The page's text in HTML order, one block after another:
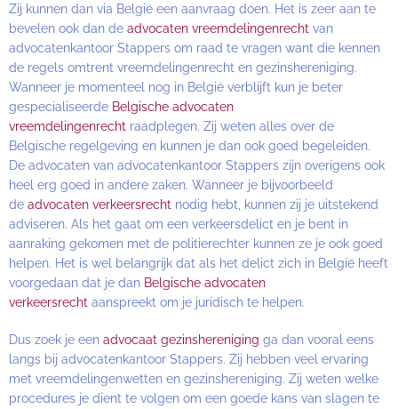
Zij kunnen dan via België een aanvraag doen. Het is zeer aan te
bevelen ook dan de advocaten vreemdelingenrecht van
advocatenkantoor Stappers om raad te vragen want die kennen
de regels omtrent vreemdelingenrecht en gezinshereniging.
Wanneer je momenteel nog in België verblijft kun je beter
gespecialiseerde Belgische advocaten
vreemdelingenrecht raadplegen. Zij weten alles over de
Belgische regelgeving en kunnen je dan ook goed begeleiden.
De advocaten van advocatenkantoor Stappers zijn overigens ook
heel erg goed in andere zaken. Wanneer je bijvoorbeeld
de advocaten verkeersrecht nodig hebt, kunnen zij je uitstekend
adviseren. Als het gaat om een verkeersdelict en je bent in
aanraking gekomen met de politierechter kunnen ze je ook goed
helpen. Het is wel belangrijk dat als het delict zich in België heeft
voorgedaan dat je dan Belgische advocaten
verkeersrecht aanspreekt om je juridisch te helpen.
Dus zoek je een advocaat gezinshereniging ga dan vooral eens
langs bij advocatenkantoor Stappers. Zij hebben veel ervaring
met vreemdelingenwetten en gezinshereniging. Zij weten welke
procedures je dient te volgen om een goede kans van slagen te